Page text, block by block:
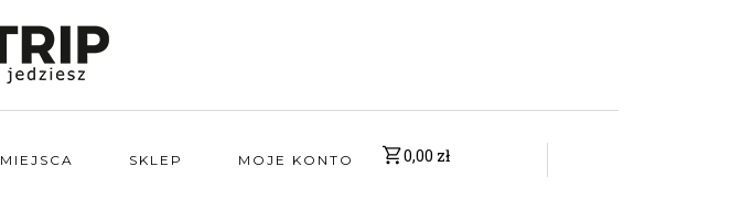
MIEJSCA SKLEP MOJE KONTO 0,00 zł